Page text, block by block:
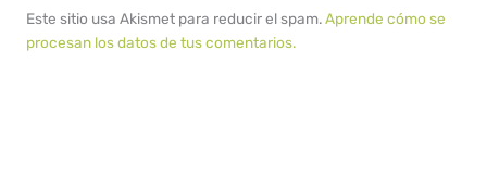
Este sitio usa Akismet para reducir el spam.Aprende cómo se
procesan los datos de tus comentarios.